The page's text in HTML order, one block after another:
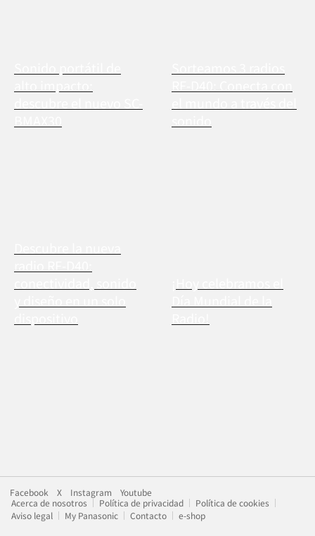
Facebook X Instagram
Youtube
Acerca de nosotros
Política de privacidad
Política de cookies
Aviso legal
My Panasonic Contacto e-shop